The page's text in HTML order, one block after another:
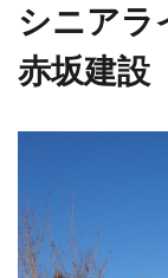
シニアラ
赤坂建設